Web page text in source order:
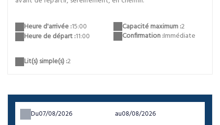
Heure d'arrivée :15:00
Heure de départ :11:00
Capacité maximum :2
Confirmation :Immédiate
Lit(s) simple(s) :2
Du au